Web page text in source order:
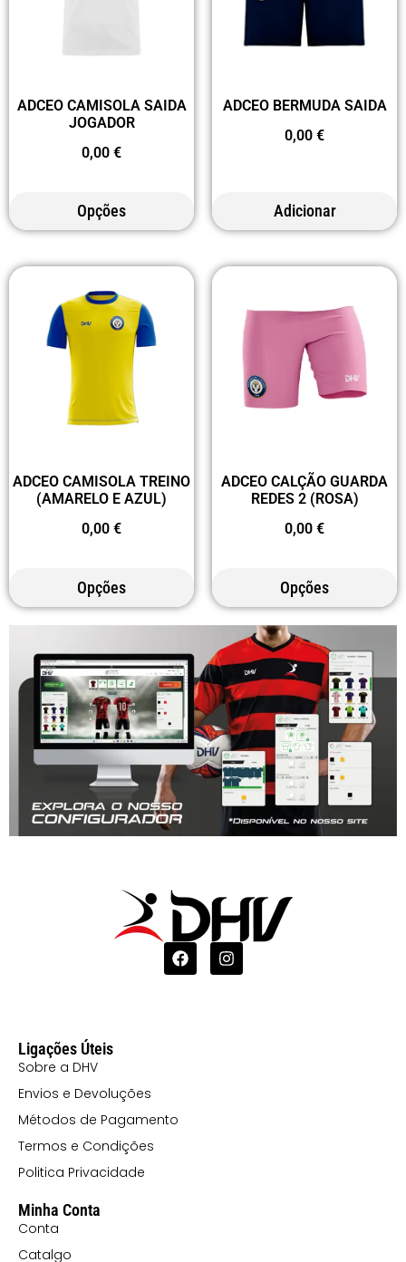
ADCEO CAMISOLA SAIDA
JOGADOR
0,00 €
Opções
ADCEO BERMUDA SAIDA
0,00 €
Adicionar
ADCEO CAMISOLA TREINO
(AMARELO E AZUL)
0,00 €
Opções
ADCEO CALÇÃO GUARDA
REDES 2 (ROSA)
0,00 €
Opções
Ligações Úteis
Sobre a DHV
Envios e Devoluções
Métodos de Pagamento
Termos e Condições
Politica Privacidade
Minha Conta
Conta
Catalgo